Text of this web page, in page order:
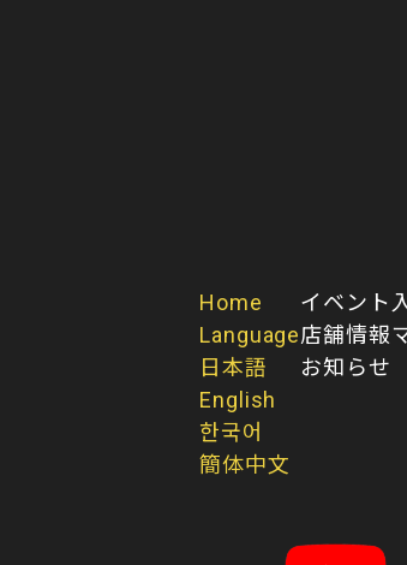
Home
Language
日本語
English
한국어
簡体中文
イベント
店舗情報
お知らせ